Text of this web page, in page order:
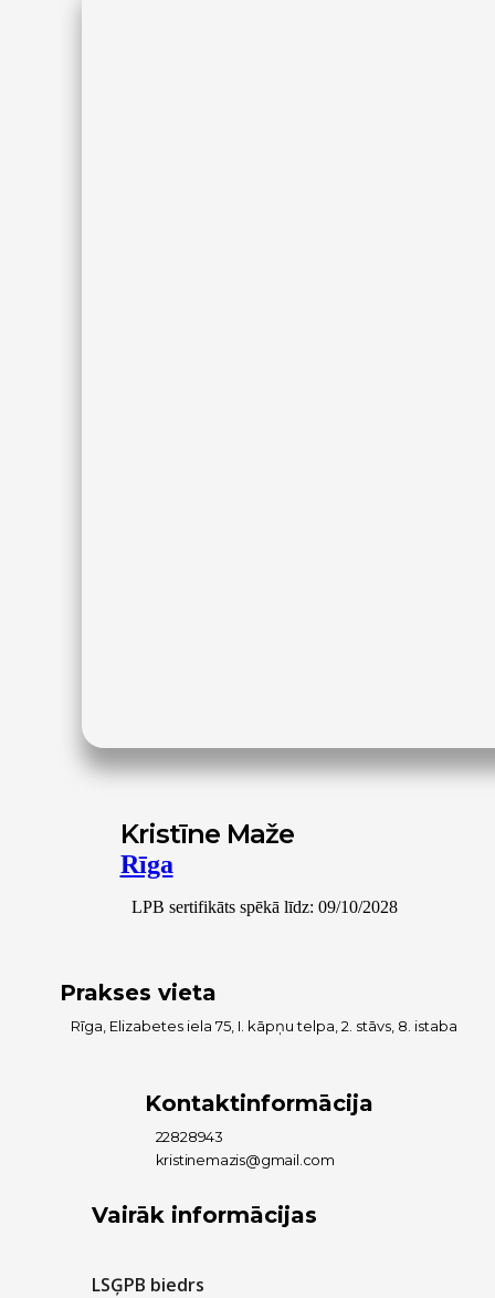
Prakses vieta
Rīga, Elizabetes iela 75, I. kāpņu telpa, 2. stāvs, 8. istaba
Kontaktinformācija
22828943
kristinemazis@gmail.com
Vairāk informācijas
LSĢPB biedrs
Kristīne Maže
Rīga
LPB sertifikāts spēkā līdz: 09/10/2028